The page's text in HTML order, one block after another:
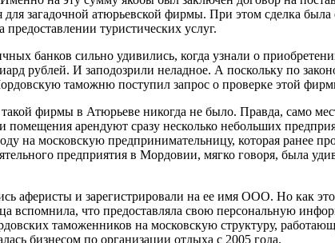
загадочной атюрьевской фирмы. При этом сделка была
туристических услуг.
банков сильно удивились, когда узнали о
рублей. И заподозрили неладное. А поскольку по
таможню поступил запрос о проверке этой
фирмы в Атюрьеве никогда не было. Правда, само
арендуют сразу несколько небольших
на московскую предпринимательницу, которая ранее
предприятия в Мордовии, мягко говоря, была
аферисты и зарегистрировали на ее имя ООО. Но как это
вспомнила, что предоставляла свою персональную
таможенников на московскую структуру,
бизнесом по организации отдыха с 2005 года.